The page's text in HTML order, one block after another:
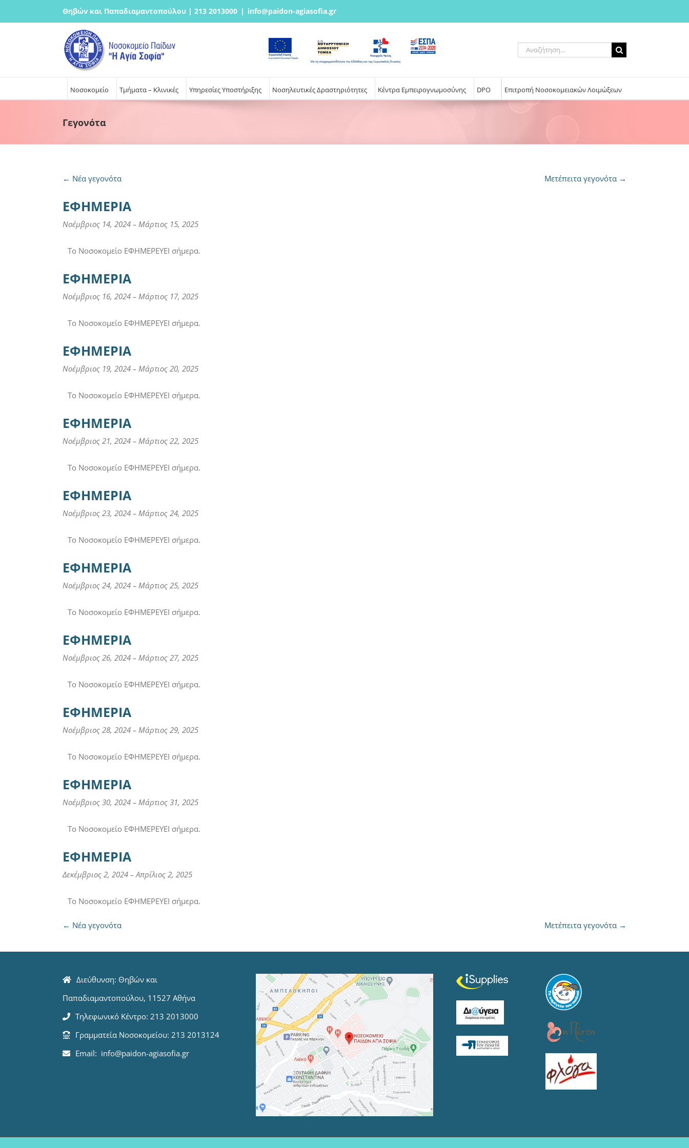
Θηβών και Παπαδιαμαντοπούλου | 213 2013000 | info@paidon-agiasofia.gr
Αναζήτηση
για:
Νοσοκομείο Τμήματα – Κλινικές Υπηρεσίες Υποστήριξης Νοσηλευτικές Δραστηριότητες Κέντρα Εμπειρογνωμοσύνης DPO Επιτροπή Νοσοκομειακών Λοιμώξεων
Γεγονότα
Μετέπειτα γεγονότα →
← Νέα γεγονότα
ΕΦΗΜΕΡΙΑ
Νοέμβριος 14, 2024 – Μάρτιος 15, 2025
Το Νοσοκομείο ΕΦΗΜΕΡΕΥΕΙ σήμερα.
ΕΦΗΜΕΡΙΑ
Νοέμβριος 16, 2024 – Μάρτιος 17, 2025
Το Νοσοκομείο ΕΦΗΜΕΡΕΥΕΙ σήμερα.
ΕΦΗΜΕΡΙΑ
Νοέμβριος 19, 2024 – Μάρτιος 20, 2025
Το Νοσοκομείο ΕΦΗΜΕΡΕΥΕΙ σήμερα.
ΕΦΗΜΕΡΙΑ
Νοέμβριος 21, 2024 – Μάρτιος 22, 2025
Το Νοσοκομείο ΕΦΗΜΕΡΕΥΕΙ σήμερα.
ΕΦΗΜΕΡΙΑ
Νοέμβριος 23, 2024 – Μάρτιος 24, 2025
Το Νοσοκομείο ΕΦΗΜΕΡΕΥΕΙ σήμερα.
ΕΦΗΜΕΡΙΑ
Νοέμβριος 24, 2024 – Μάρτιος 25, 2025
Το Νοσοκομείο ΕΦΗΜΕΡΕΥΕΙ σήμερα.
ΕΦΗΜΕΡΙΑ
Νοέμβριος 26, 2024 – Μάρτιος 27, 2025
Το Νοσοκομείο ΕΦΗΜΕΡΕΥΕΙ σήμερα.
ΕΦΗΜΕΡΙΑ
Νοέμβριος 28, 2024 – Μάρτιος 29, 2025
Το Νοσοκομείο ΕΦΗΜΕΡΕΥΕΙ σήμερα.
ΕΦΗΜΕΡΙΑ
Νοέμβριος 30, 2024 – Μάρτιος 31, 2025
Το Νοσοκομείο ΕΦΗΜΕΡΕΥΕΙ σήμερα.
ΕΦΗΜΕΡΙΑ
Δεκέμβριος 2, 2024 –Απρίλιος 2, 2025
Το Νοσοκομείο ΕΦΗΜΕΡΕΥΕΙ σήμερα.
Μετέπειτα γεγονότα →
← Νέα γεγονότα
Διεύθυνση: Θηβών και
Παπαδιαμαντοπούλου, 11527 Αθήνα
Τηλεφωνικό Κέντρο: 213 2013000
Γραμματεία Νοσοκομείου: 213 2013124
Email: info@paidon-agiasofia.gr